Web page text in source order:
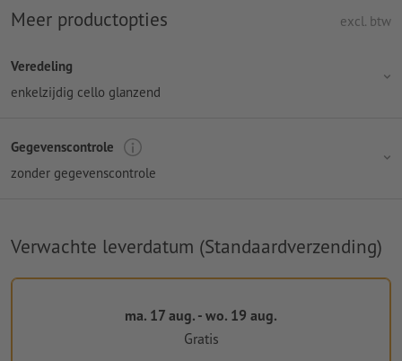
Meer productopties excl. btw
Veredeling
enkelzijdig cello glanzend
Gegevenscontrole
zonder gegevenscontrole
Verwachte leverdatum (Standaardverzending)
ma. 17 aug. - wo. 19 aug.
Gratis